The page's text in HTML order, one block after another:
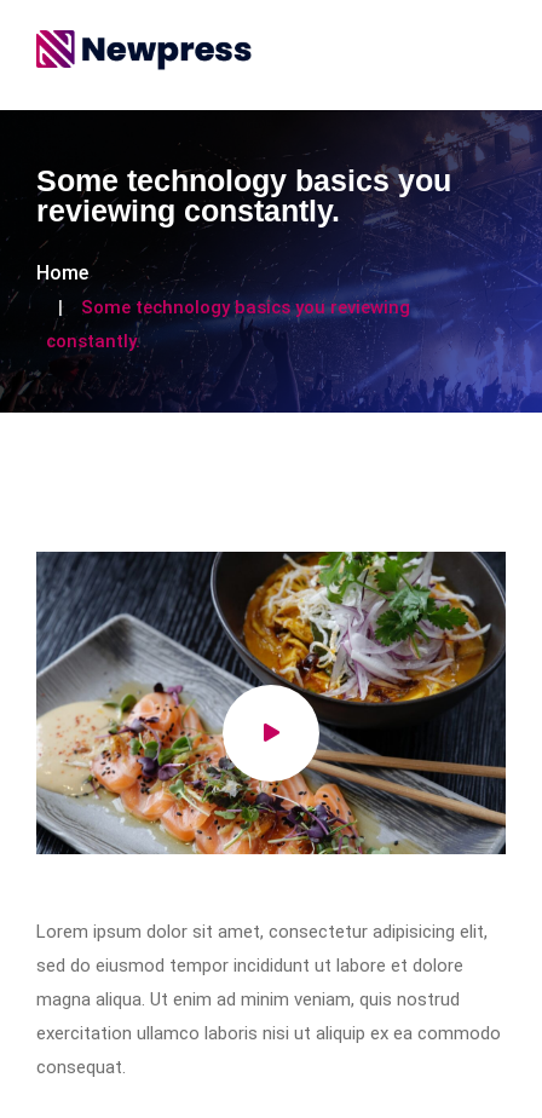
Some technology basics you
reviewing constantly.
Home
Some technology basics you reviewing
constantly.
Lorem ipsum dolor sit amet, consectetur adipisicing elit,
sed do eiusmod tempor incididunt ut labore et dolore
magna aliqua. Ut enim ad minim veniam, quis nostrud
exercitation ullamco laboris nisi ut aliquip ex ea commodo
consequat.